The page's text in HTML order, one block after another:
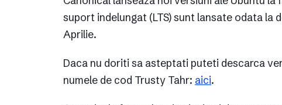
suport indelungat (LTS) sunt lansate odata la
Aprilie.
Daca nu doriti sa asteptati puteti descarca
numele de cod Trusty Tahr: aici.